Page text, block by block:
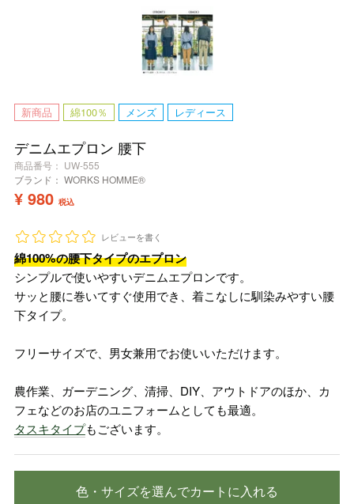
新商品 綿100％ メンズ レディース
デニムエプロン 腰下
商品番号
UW-555
ブランド： WORKS HOMME®
¥ 980 税込
レビューを書く
綿100%の腰下タイプのエプロン
シンプルで使いやすいデニムエプロンです。
サッと腰に巻いてすぐ使用でき、着こなしに馴染みやすい腰
下タイプ。
フリーサイズで、男女兼用でお使いいただけます。
農作業、ガーデニング、清掃、DIY、アウトドアのほか、カ
フェなどのお店のユニフォームとしても最適。
タスキタイプもございます。
色・サイズを選んでカートに入れる